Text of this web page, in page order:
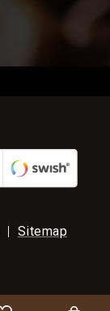
Sitemap